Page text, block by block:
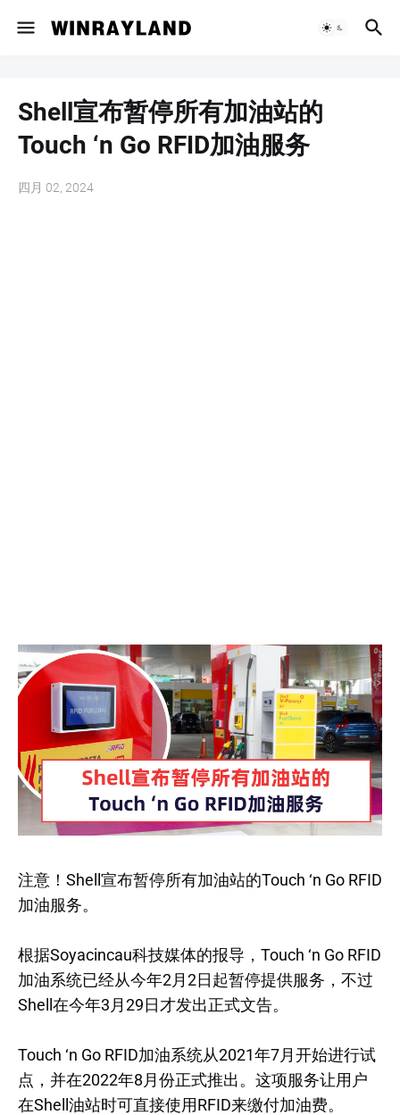
Shell宣布暂停所有加油站的
Touch ‘n Go RFID加油服务
四月 02, 2024
注意！Shell宣布暂停所有加油站的Touch ‘n Go RFID
加油服务。
根据Soyacincau科技媒体的报导，Touch ‘n Go RFID
加油系统已经从今年2月2日起暂停提供服务，不过
Shell在今年3月29日才发出正式文告。
Touch ‘n Go RFID加油系统从2021年7月开始进行试
点，并在2022年8月份正式推出。这项服务让用户
在Shell油站时可直接使用RFID来缴付加油费。